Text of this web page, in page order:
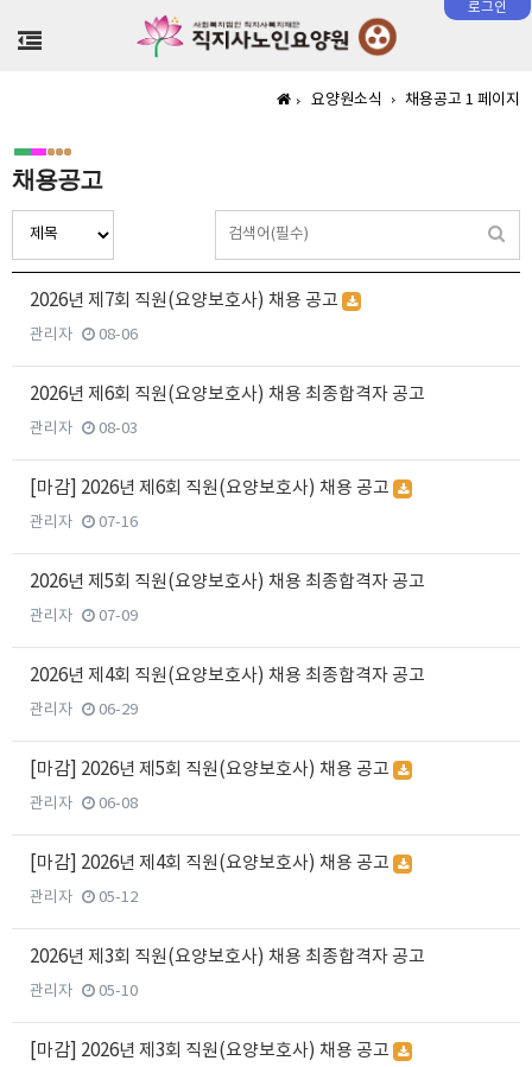
로그인
요양원소식 채용공고 1 페이지
채용공고
2026년 제7회 직원(요양보호사) 채용 공고
관리자 08-06
2026년 제6회 직원(요양보호사) 채용 최종합격자 공고
관리자 08-03
[마감] 2026년 제6회 직원(요양보호사) 채용 공고
관리자 07-16
2026년 제5회 직원(요양보호사) 채용 최종합격자 공고
관리자 07-09
2026년 제4회 직원(요양보호사) 채용 최종합격자 공고
관리자 06-29
[마감] 2026년 제5회 직원(요양보호사) 채용 공고
관리자 06-08
[마감] 2026년 제4회 직원(요양보호사) 채용 공고
관리자 05-12
2026년 제3회 직원(요양보호사) 채용 최종합격자 공고
관리자 05-10
[마감] 2026년 제3회 직원(요양보호사) 채용 공고